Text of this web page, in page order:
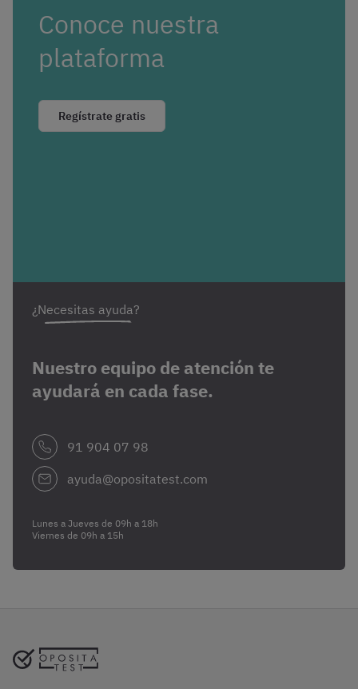
Conoce nuestra
plataforma
Regístrate gratis
¿Necesitas ayuda?
Nuestro equipo de atención te
ayudará en cada fase.
91 904 07 98
ayuda@opositatest.com
Lunes a Jueves de 09h a 18h
Viernes de 09h a 15h